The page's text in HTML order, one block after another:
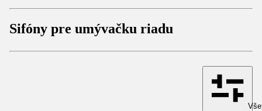
Sifóny pre umývačku riadu